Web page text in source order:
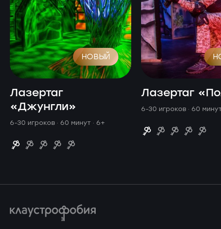
НОВЫЙ
Лазертаг
«Джунгли»
6-30 игроков · 60 минут · 6+
Лазертаг
6-30 игроков · 60